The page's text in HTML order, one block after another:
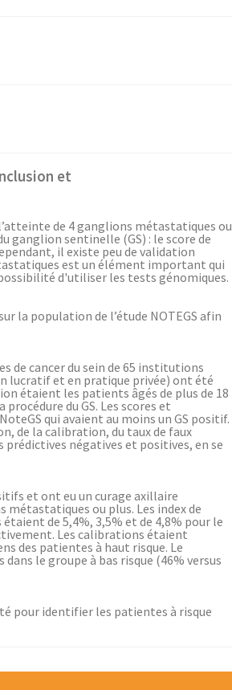
et
de 4 ganglions métastatiques ou
ganglion sentinelle (GS) : le score de
il existe peu de validation
est un élément important qui
d'utiliser les tests génomiques.
la population de l’étude NOTEGS afin
de cancer du sein de 65 institutions
lucratif et en pratique privée) ont été
étaient les patients âgés de plus de 18
du GS. Les scores et
qui avaient au moins un GS positif.
de la calibration, du taux de faux
négatives et positives, en se
et ont eu un curage axillaire
ou plus. Les index de
de 5,4%, 3,5% et de 4,8% pour le
Les calibrations étaient
des patientes à haut risque. Le
le groupe à bas risque (46% versus
pour identifier les patientes à risque